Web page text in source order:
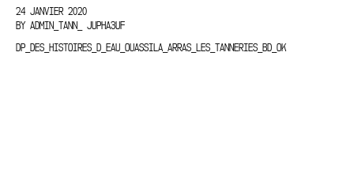
24 JANVIER 2020
BY ADMIN_TANN_ JUPHA3UF
DP_DES_HISTOIRES_D_EAU_OUASSILA_ARRAS_LES_TANNERIES_BD_OK